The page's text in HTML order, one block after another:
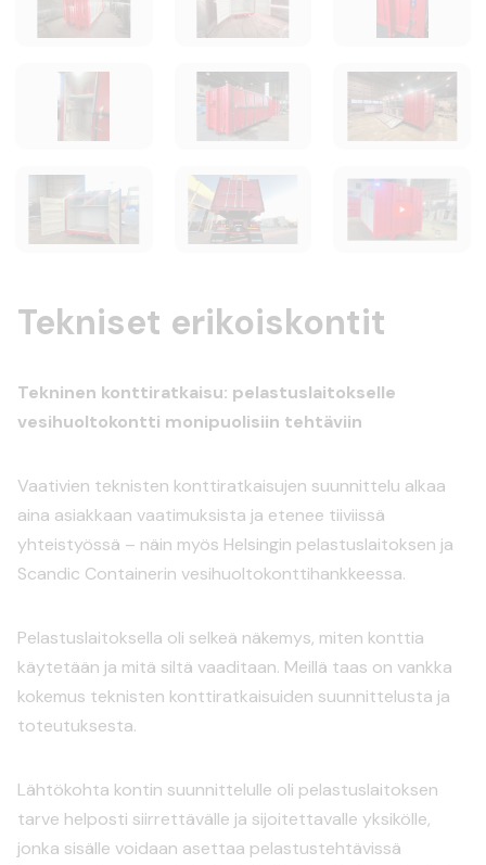
Tekniset erikoiskontit
Tekninen konttiratkaisu: pelastuslaitokselle
vesihuoltokontti monipuolisiin tehtäviin
Vaativien teknisten konttiratkaisujen suunnittelu alkaa
aina asiakkaan vaatimuksista ja etenee tiiviissä
yhteistyössä – näin myös Helsingin pelastuslaitoksen ja
Scandic Containerin vesihuoltokonttihankkeessa.
Pelastuslaitoksella oli selkeä näkemys, miten konttia
käytetään ja mitä siltä vaaditaan. Meillä taas on vankka
kokemus teknisten konttiratkaisuiden suunnittelusta ja
toteutuksesta.
Lähtökohta kontin suunnittelulle oli pelastuslaitoksen
tarve helposti siirrettävälle ja sijoitettavalle yksikölle,
jonka sisälle voidaan asettaa pelastustehtävissä